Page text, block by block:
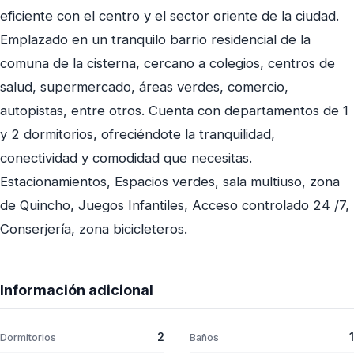
eficiente con el centro y el sector oriente de la ciudad.
Emplazado en un tranquilo barrio residencial de la
comuna de la cisterna, cercano a colegios, centros de
salud, supermercado, áreas verdes, comercio,
autopistas, entre otros. Cuenta con departamentos de 1
y 2 dormitorios, ofreciéndote la tranquilidad,
conectividad y comodidad que necesitas.
Estacionamientos, Espacios verdes, sala multiuso, zona
de Quincho, Juegos Infantiles, Acceso controlado 24 /7,
Conserjería, zona bicicleteros.
Información adicional
Dormitorios 2 Baños 1